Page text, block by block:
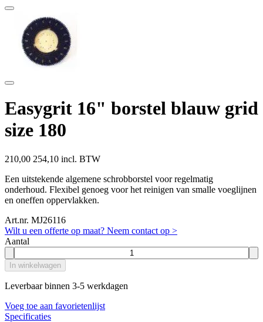
Easygrit 16" borstel blauw grid
size 180
210,00 254,10 incl. BTW
Een uitstekende algemene schrobborstel voor regelmatig
onderhoud. Flexibel genoeg voor het reinigen van smalle voeglijnen
en oneffen oppervlakken.
Art.nr. MJ26116
Wilt u een offerte op maat? Neem contact op >
Aantal
In winkelwagen
Leverbaar binnen 3-5 werkdagen
Voeg toe aan favorietenlijst
Specificaties